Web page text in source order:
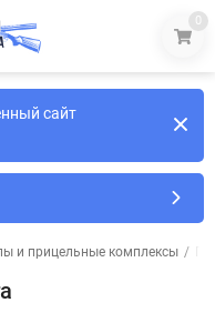
0
сайт
и прицельные комплексы /